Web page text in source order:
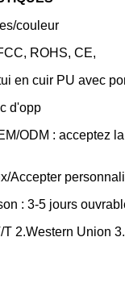
couleur
ROHS, CE,
en cuir PU avec
d'opp
ODM : acceptez
Accepter
: 3-5 jours
T 2.Western Union